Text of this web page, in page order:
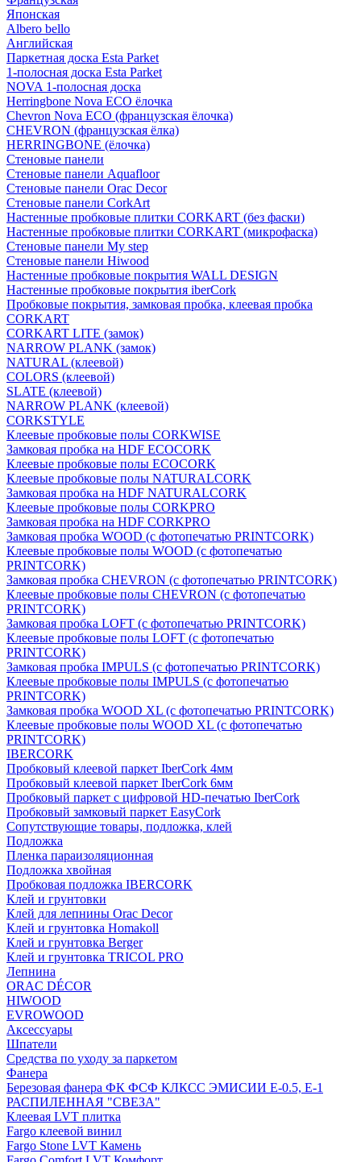
Японская
Albero bello
Английская
Паркетная доска Esta Parket
1-полосная доска Esta Parket
NOVA 1-полосная доска
Herringbone Nova ECO ёлочка
Chevron Nova ECO (французская ёлочка)
CHEVRON (французская ёлка)
HERRINGBONE (ёлочка)
Стеновые панели
Стеновые панели Aquafloor
Стеновые панели Orac Decor
Стеновые панели CorkArt
Настенные пробковые плитки CORKART (без фаски)
Настенные пробковые плитки CORKART (микрофаска)
Стеновые панели My step
Стеновые панели Hiwood
Настенные пробковые покрытия WALL DESIGN
Настенные пробковые покрытия iberCork
Пробковые покрытия, замковая пробка, клеевая пробка
CORKART
CORKART LITE (замок)
NARROW PLANK (замок)
NATURAL (клеевой)
COLORS (клеевой)
SLATE (клеевой)
NARROW PLANK (клеевой)
CORKSTYLE
Клеевые пробковые полы CORKWISE
Замковая пробка на HDF ECOCORK
Клеевые пробковые полы ECOCORK
Клеевые пробковые полы NATURALCORK
Замковая пробка на HDF NATURALCORK
Клеевые пробковые полы CORKPRO
Замковая пробка на HDF CORKPRO
Замковая пробка WOOD (с фотопечатью PRINTCORK)
Клеевые пробковые полы WOOD (с фотопечатью
PRINTCORK)
Замковая пробка CHEVRON (с фотопечатью PRINTCORK)
Клеевые пробковые полы CHEVRON (с фотопечатью
PRINTCORK)
Замковая пробка LOFT (с фотопечатью PRINTCORK)
Клеевые пробковые полы LOFT (с фотопечатью
PRINTCORK)
Замковая пробка IMPULS (с фотопечатью PRINTCORK)
Клеевые пробковые полы IMPULS (с фотопечатью
PRINTCORK)
Замковая пробка WOOD XL (с фотопечатью PRINTCORK)
Клеевые пробковые полы WOOD XL (с фотопечатью
PRINTCORK)
IBERCORK
Пробковый клеевой паркет IberCork 4мм
Пробковый клеевой паркет IberCork 6мм
Пробковый паркет с цифровой HD-печатью IberCork
Пробковый замковый паркет EasyCork
Сопутствующие товары, подложка, клей
Подложка
Пленка параизоляционная
Подложка хвойная
Пробковая подложка IBERCORK
Клей и грунтовки
Клей для лепнины Orac Decor
Клей и грунтовка Homakoll
Клей и грунтовка Berger
Клей и грунтовка TRICOL PRO
Лепнина
ORAC DÉCOR
HIWOOD
EVROWOOD
Аксессуары
Шпатели
Средства по уходу за паркетом
Фанера
Березовая фанера ФК ФСФ КЛКСС ЭМИСИИ Е-0.5, Е-1
РАСПИЛЕННАЯ "СВЕЗА"
Клеевая LVT плитка
Fargo клеевой винил
Fargo Stone LVT Камень